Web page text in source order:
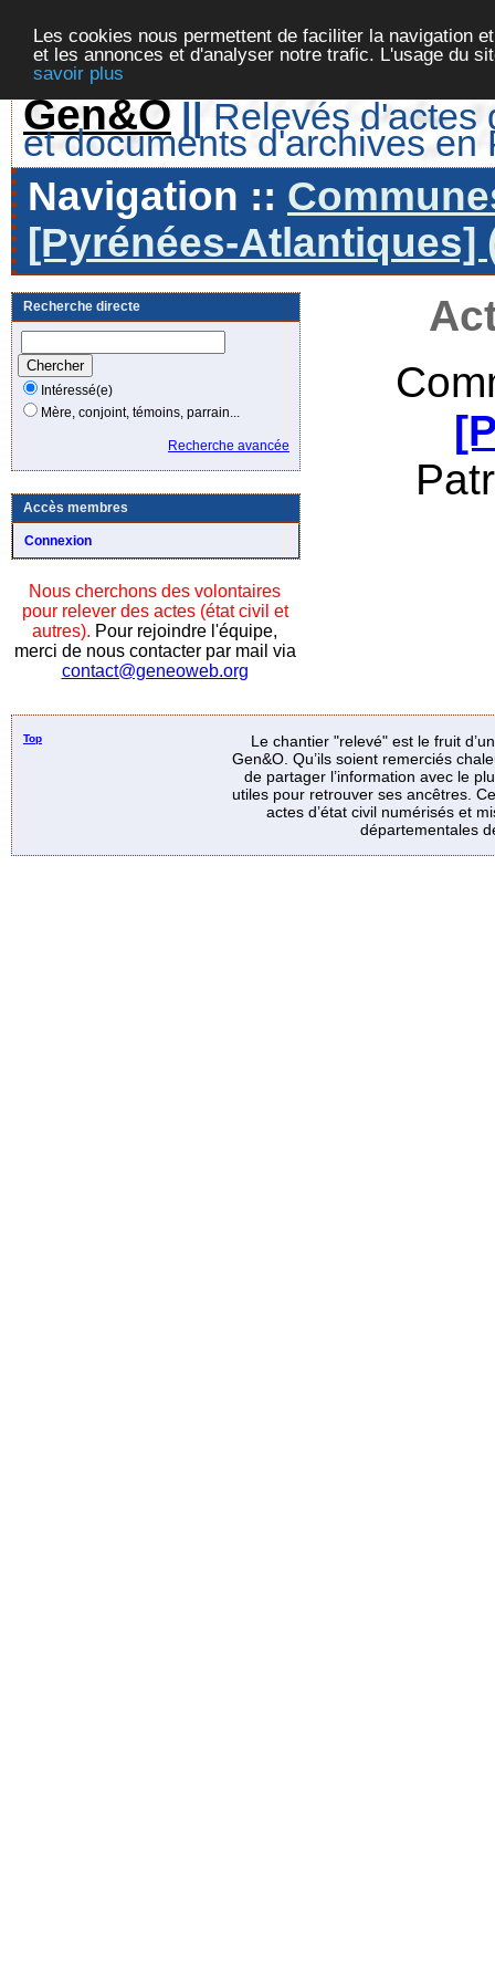
Les cookies nous permettent de faciliter la navigation
et les annonces et d'analyser notre trafic. L'usage du
savoir plus
Gen&O || Relevés d'actes
et documents d'archives en
Navigation ::
[Pyrénées-Atlantiques]
Recherche directe
Intéressé(e)
Mère, conjoint, témoins, parrain...
Recherche avancée
Accès membres
Connexion
Nous cherchons des volontaires
pour relever des actes (état civil et
autres). Pour rejoindre l'équipe,
merci de nous contacter par mail via
contact@geneoweb.org
Top
Le chantier "relevé" est le fruit
Gen&O. Qu’ils soient remerciés
de partager l’information avec le
utiles pour retrouver ses ancêtres.
actes d’état civil numérisés et
départementales